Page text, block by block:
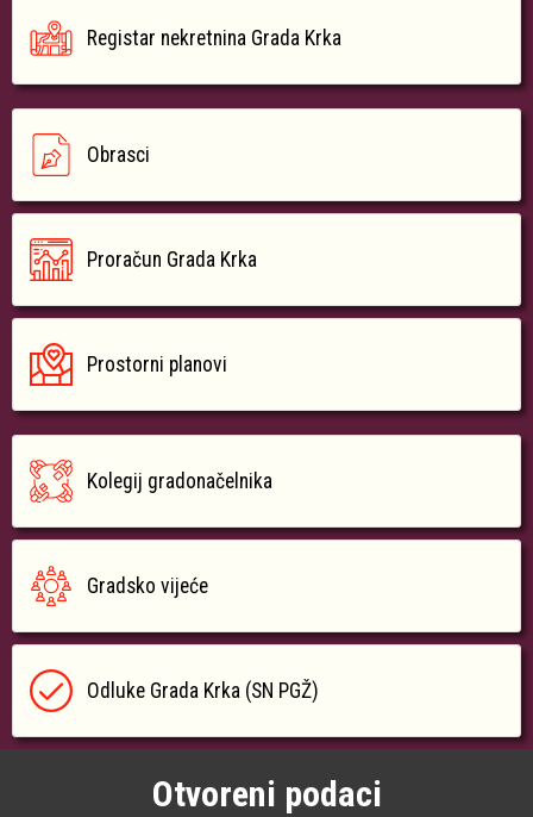
Registar nekretnina Grada Krka
Obrasci
Proračun Grada Krka
Prostorni planovi
Kolegij gradonačelnika
Gradsko vijeće
Odluke Grada Krka (SN PGŽ)
Otvoreni podaci